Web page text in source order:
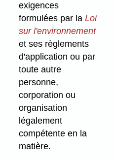
exigences
formulées par laLoi
sur l'environnement
et ses règlements
d'application ou par
toute autre
personne,
corporation ou
organisation
légalement
compétente en la
matière.